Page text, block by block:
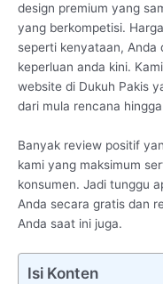
design premium yang
yang berkompetisi.
seperti kenyataan, Anda
keperluan anda kini.
website di Dukuh Pakis
dari mula rencana
Banyak review positif
kami yang maksimum
konsumen. Jadi tunggu
Anda secara gratis dan
Anda saat ini juga.
Isi Konten